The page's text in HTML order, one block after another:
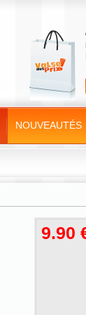
NOUVEAUTÉS
9.90